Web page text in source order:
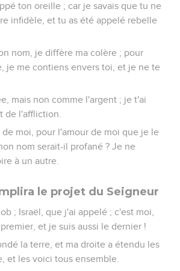
ton oreille ; car je savais que tu ne
infidèle, et tu as été appelé rebelle
nom, je diffère ma colère ; pour
je me contiens envers toi, et je ne te
mais non comme l'argent ; je t'ai
de l'affliction.
de moi, pour l'amour de moi que je le
nom serait-il profané ? Je ne
à un autre.
le projet du Seigneur
; Israël, que j'ai appelé ; c'est moi,
et je suis aussi le dernier !
la terre, et ma droite a étendu les
et les voici tous ensemble.